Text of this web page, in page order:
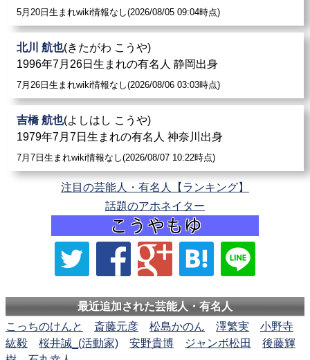
5月20日生まれwiki情報なし(2026/08/05 09:04時点)
北川 航也(きたがわ こうや)
1996年7月26日生まれの有名人 静岡出身
7月26日生まれwiki情報なし(2026/08/06 03:03時点)
吉橋 航也(よしはし こうや)
1979年7月7日生まれの有名人 神奈川出身
7月7日生まれwiki情報なし(2026/08/07 10:22時点)
注目の芸能人・有名人【ランキング】
話題のアホネイター
最近追加された芸能人・有名人
こっちのけんと
斎藤元彦 松島かのん 澤繁実
小野寺
紘毅
桜井誠_(活動家) 安野貴博 ジャンボ松田
後藤輝